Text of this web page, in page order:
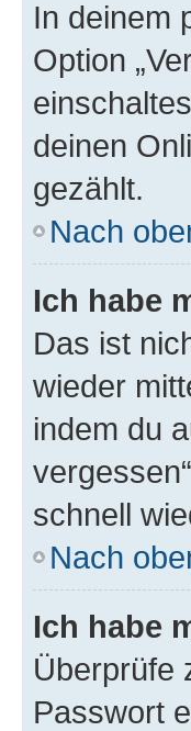
In deinem
Option
deinen
gezählt.
Nach
Ich habe
Das ist
wieder
indem du
schnell
Nach
Ich habe
Überprüfe
Passwort